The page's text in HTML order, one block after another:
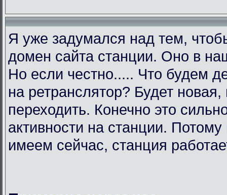
Я уже задумался над тем,
домен сайта станции. Оно в
Но если честно..... Что будем
на ретранслятор? Будет
переходить. Конечно это
активности на станции. Потому
имеем сейчас, станция